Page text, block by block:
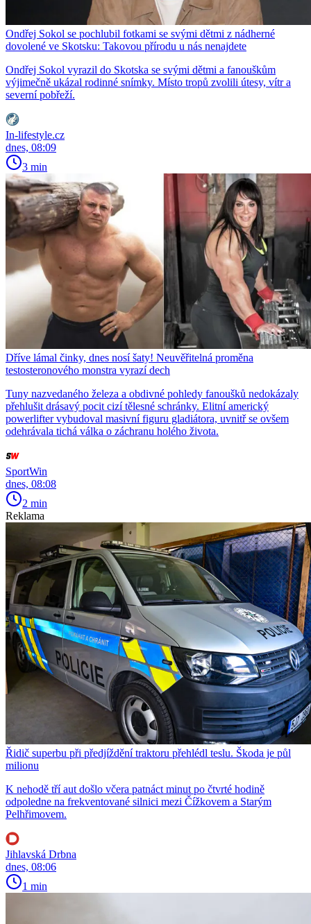
Ondřej Sokol se pochlubil fotkami se svými dětmi z nádherné
dovolené ve Skotsku: Takovou přírodu u nás nenajdete
Ondřej Sokol vyrazil do Skotska se svými dětmi a fanouškům
výjimečně ukázal rodinné snímky. Místo tropů zvolili útesy, vítr a
severní pobřeží.
In-lifestyle.cz
dnes, 08:09
3 min
Dříve lámal činky, dnes nosí šaty! Neuvěřitelná proměna
testosteronového monstra vyrazí dech
Tuny nazvedaného železa a obdivné pohledy fanoušků nedokázaly
přehlušit drásavý pocit cizí tělesné schránky. Elitní americký
powerlifter vybudoval masivní figuru gladiátora, uvnitř se ovšem
odehrávala tichá válka o záchranu holého života.
SportWin
dnes, 08:08
2 min
Reklama
Řidič superbu při předjíždění traktoru přehlédl teslu. Škoda je půl
milionu
K nehodě tří aut došlo včera patnáct minut po čtvrté hodině
odpoledne na frekventované silnici mezi Čížkovem a Starým
Pelhřimovem.
Jihlavská Drbna
dnes, 08:06
1 min